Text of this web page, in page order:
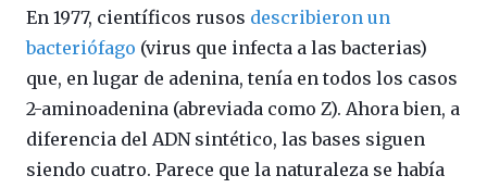
En 1977, científicos rusos describieron un
bacteriófago (virus que infecta a las bacterias)
que, en lugar de adenina, tenía en todos los casos
2-aminoadenina (abreviada como Z). Ahora bien, a
diferencia del ADN sintético, las bases siguen
siendo cuatro. Parece que la naturaleza se había